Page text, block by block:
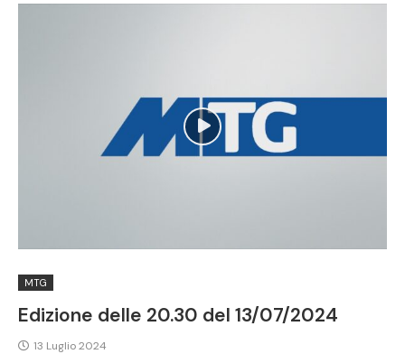
MTG
Edizione delle 20.30 del 13/07/2024
13 Luglio 2024